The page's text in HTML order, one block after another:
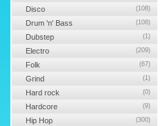
Disco (108)
Drum 'n' Bass (108)
Dubstep (1)
Electro (209)
Folk (67)
Grind (1)
Hard rock (0)
Hardcore (9)
Hip Hop (300)